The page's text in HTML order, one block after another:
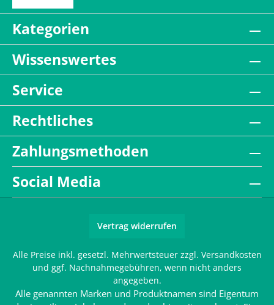
Kategorien
Wissenswertes
Service
Rechtliches
Zahlungsmethoden
Social Media
Vertrag widerrufen
Alle Preise inkl. gesetzl. Mehrwertsteuer zzgl. Versandkosten
und ggf. Nachnahmegebühren, wenn nicht anders
angegeben.
Alle genannten Marken und Produktnamen sind Eigentum